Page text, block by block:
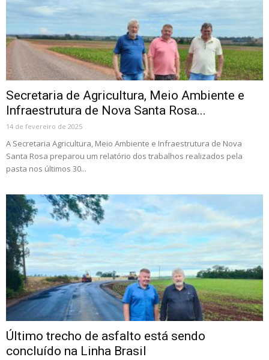
Secretaria de Agricultura, Meio Ambiente e
Infraestrutura de Nova Santa Rosa...
14 de fevereiro de 2025
A Secretaria Agricultura, Meio Ambiente e Infraestrutura de Nova
Santa Rosa preparou um relatório dos trabalhos realizados pela
pasta nos últimos 30...
Último trecho de asfalto está sendo
concluído na Linha Brasil